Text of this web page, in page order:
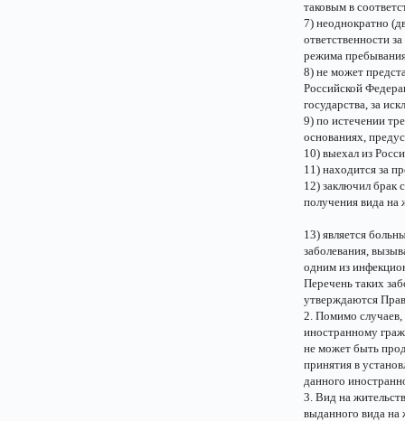
таковым в
7) неоднократно
ответственности
режима
8) не может
Российской
государства, за
9) по истечении
основаниях,
10) выехал из
11) находится за
12) заключил брак
получения вида на
13) является
заболевания,
одним из
Перечень таких
утверждаются
2. Помимо случаев,
иностранному
не может быть
принятия в
данного
3. Вид на
выданного вида на